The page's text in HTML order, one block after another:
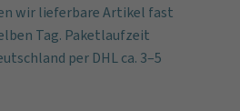
wir lieferbare Artikel fast
Tag. Paketlaufzeit
per DHL ca. 3–5